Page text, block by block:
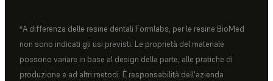
*A differenza delle resine dentali Formlabs, per le resine BioMed
non sono indicati gli usi previsti. Le proprietà del materiale
possono variare in base al design della parte, alle pratiche di
produzione e ad altri metodi. È responsabilità dell'azienda